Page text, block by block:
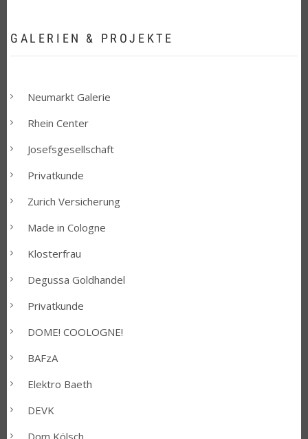
GALERIEN & PROJEKTE
Neumarkt Galerie
Rhein Center
Josefsgesellschaft
Privatkunde
Zurich Versicherung
Made in Cologne
Klosterfrau
Degussa Goldhandel
Privatkunde
DOME! COOLOGNE!
BAFzA
Elektro Baeth
DEVK
Dom Kölsch